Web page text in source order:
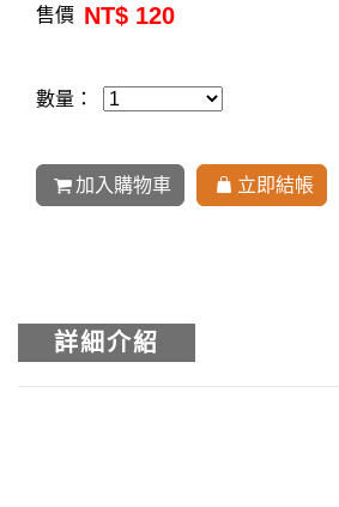
售價 NT$ 120
數量：
加入購物車 立即結帳
詳細介紹